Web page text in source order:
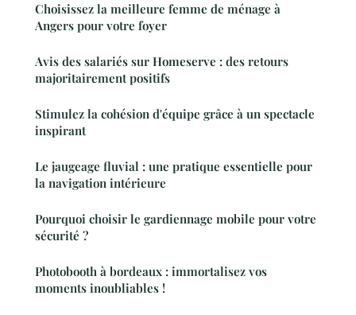
Choisissez la meilleure femme de ménage à
Angers pour votre foyer
Avis des salariés sur Homeserve : des retours
majoritairement positifs
Stimulez la cohésion d'équipe grâce à un spectacle
inspirant
Le jaugeage fluvial : une pratique essentielle pour
la navigation intérieure
Pourquoi choisir le gardiennage mobile pour votre
sécurité ?
Photobooth à bordeaux : immortalisez vos
moments inoubliables !